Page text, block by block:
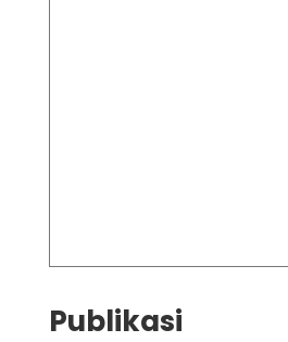
Publikasi